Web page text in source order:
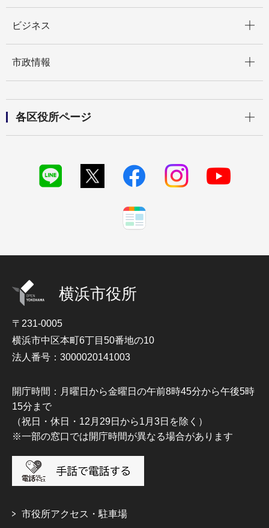
ビジネス
市政情報
各区役所ページ
横浜市役所
〒231-0005
横浜市中区本町6丁目50番地の10
法人番号：3000020141003
開庁時間：月曜日から金曜日の午前8時45分から午後5時
15分まで
（祝日・休日・12月29日から1月3日を除く）
※一部の窓口では開庁時間が異なる場合があります
市役所アクセス・駐車場